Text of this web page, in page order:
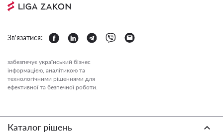
Зв'язатися:
забезпечує український бізнес
інформацією, аналітикою та
технологічними рішеннями для
ефективної та безпечної роботи.
Каталог рішень